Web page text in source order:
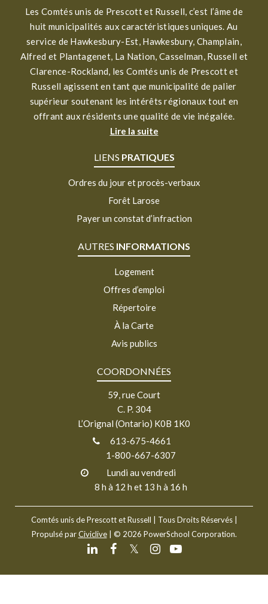
Les Comtés unis de Prescott et Russell, c’est l’âme de
huit municipalités aux caractéristiques uniques. Au
service de Hawkesbury-Est, Hawkesbury, Champlain,
Alfred et Plantagenet, La Nation, Casselman, Russell et
Clarence-Rockland, les Comtés unis de Prescott et
Russell agissent en tant que municipalité de palier
supérieur soutenant les intérêts régionaux tout en
offrant aux résidents une qualité de vie inégalée.
Lire la suite
LIENS PRATIQUES
Ordres du jour et procès-verbaux
Forêt Larose
Payer un constat d’infraction
AUTRES INFORMATIONS
Logement
Offres d’emploi
Répertoire
À la Carte
Avis publics
COORDONNÉES
59, rue Court
C. P. 304
L’Orignal (Ontario) K0B 1K0
613-675-4661
1-800-667-6307
Lundi au vendredi
8 h à 12 h et 13 h à 16 h
Comtés unis de Prescott et Russell
| Tous Droits Réservés |
Propulsé parCiviclive| © 2026 PowerSchool Corporation.
𝕏